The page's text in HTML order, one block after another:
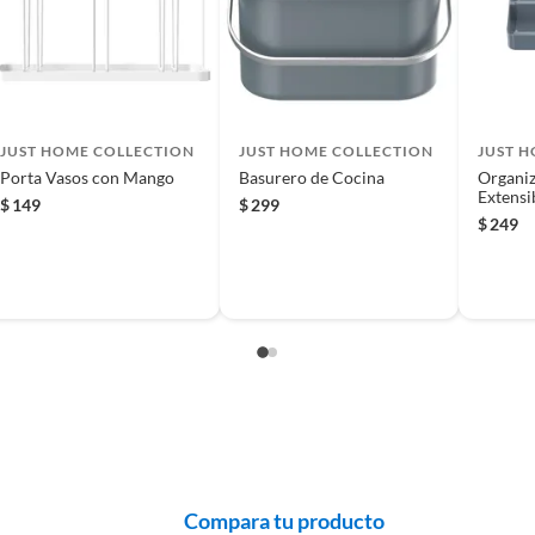
lo que lo hace ideal para guardar tus especias favoritas.
lo que facilita la búsqueda de lo que necesitas.
JUST HOME COLLECTION
Porta Vasos con Mango
$149
JUST HOME COLLECTION
Basurero de Cocina
$299
JUST
$249
Compara tu producto